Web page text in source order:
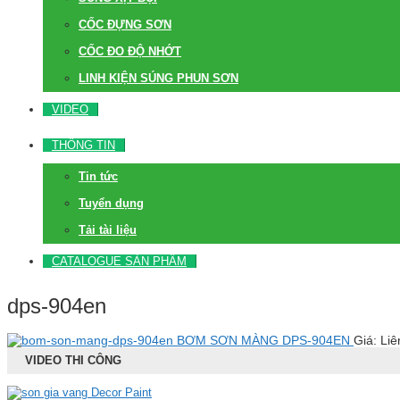
CỐC ĐỰNG SƠN
CỐC ĐO ĐỘ NHỚT
LINH KIỆN SÚNG PHUN SƠN
VIDEO
THÔNG TIN
Tin tức
Tuyển dụng
Tải tài liệu
CATALOGUE SẢN PHẨM
dps-904en
BƠM SƠN MÀNG DPS-904EN Giá:
VIDEO THI CÔNG